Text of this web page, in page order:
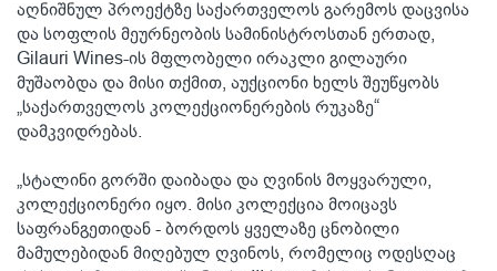
აღნიშნულ პროექტზე საქართველოს გარემოს დაცვისა
და სოფლის მეურნეობის სამინისტროსთან ერთად,
Gilauri Wines-ის მფლობელი ირაკლი გილაური
მუშაობდა და მისი თქმით, აუქციონი ხელს შეუწყობს
„საქართველოს კოლექციონერების რუკაზე“
დამკვიდრებას.
„სტალინი გორში დაიბადა და ღვინის მოყვარული,
კოლექციონერი იყო. მისი კოლექცია მოიცავს
საფრანგეთიდან - ბორდოს ყველაზე ცნობილი
მამულებიდან მიღებულ ღვინოს, რომელიც ოდესღაც